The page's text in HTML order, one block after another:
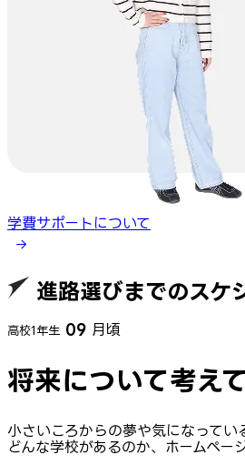
学費サポートについて
進路選びまでのスケ
高校1年生 09 月頃
将来について考え
小さいころからの夢や気になってい
どんな学校があるのか、ホームペー